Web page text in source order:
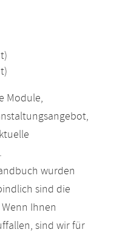
Module,
.
wurden
sind die
Ihnen
sind wir für